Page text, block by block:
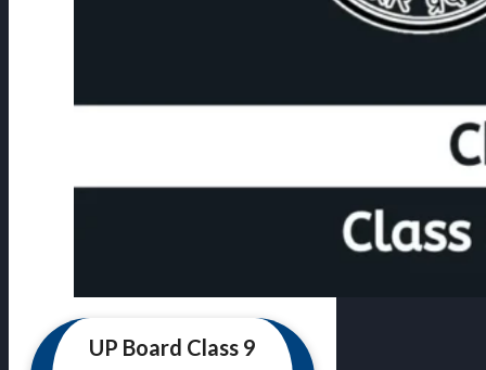
UP Board Class 9